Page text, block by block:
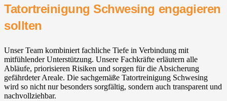
Tatortreinigung Schwesing engagieren
sollten
Unser Team kombiniert fachliche Tiefe in Verbindung mit
mitfühlender Unterstützung. Unsere Fachkräfte erläutern alle
Abläufe, priorisieren Risiken und sorgen für die Absicherung
gefährdeter Areale. Die sachgemäße Tatortreinigung Schwesing
wird so nicht nur besonders sorgfältig, sondern auch transparent und
nachvollziehbar.